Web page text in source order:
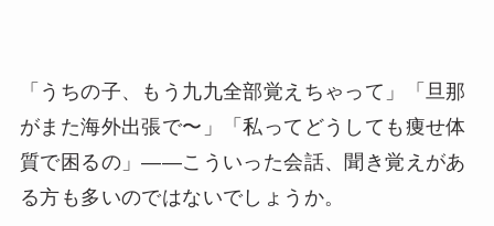
「うちの子、もう九九全部覚えちゃって」「旦那
がまた海外出張で〜」「私ってどうしても痩せ体
質で困るの」——こういった会話、聞き覚えがあ
る方も多いのではないでしょうか。